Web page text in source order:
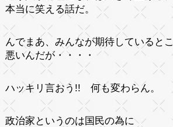
本当に笑える話だ。
んでまあ、みんなが期待しているとこ
悪いんだが・・・・
ハッキリ言おう!! 何も変わらん。
政治家というのは国民の為に